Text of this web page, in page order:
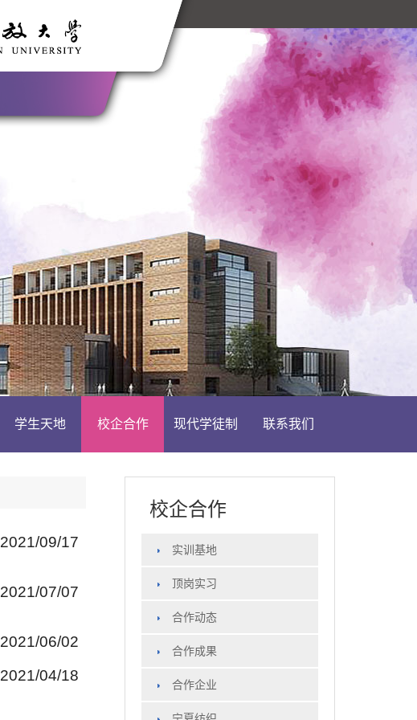
学生天地 校企合作 现代学徒制 联系我们
2021/09/17
2021/07/07
2021/06/02
2021/04/18
校企合作
实训基地
顶岗实习
合作动态
合作成果
合作企业